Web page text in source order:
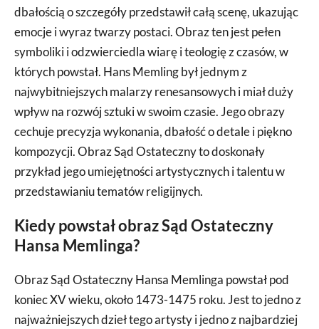
dbałością o szczegóły przedstawił całą scenę, ukazując
emocje i wyraz twarzy postaci. Obraz ten jest pełen
symboliki i odzwierciedla wiarę i teologię z czasów, w
których powstał. Hans Memling był jednym z
najwybitniejszych malarzy renesansowych i miał duży
wpływ na rozwój sztuki w swoim czasie. Jego obrazy
cechuje precyzja wykonania, dbałość o detale i piękno
kompozycji. Obraz Sąd Ostateczny to doskonały
przykład jego umiejętności artystycznych i talentu w
przedstawianiu tematów religijnych.
Kiedy powstał obraz Sąd Ostateczny
Hansa Memlinga?
Obraz Sąd Ostateczny Hansa Memlinga powstał pod
koniec XV wieku, około 1473-1475 roku. Jest to jedno z
najważniejszych dzieł tego artysty i jedno z najbardziej